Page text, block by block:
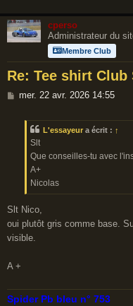
cperso
Administrateur du
Membre Club
Re: Tee shirt Club
M
mer. 22 avr. 2026 14:55
L'essayeur a écrit : ↑
Slt
Que conseilles-tu avec
A+
Nicolas
Slt Nico,
oui plutôt gris comme base.
visible.
A +
Spider Pb bleu n° 753